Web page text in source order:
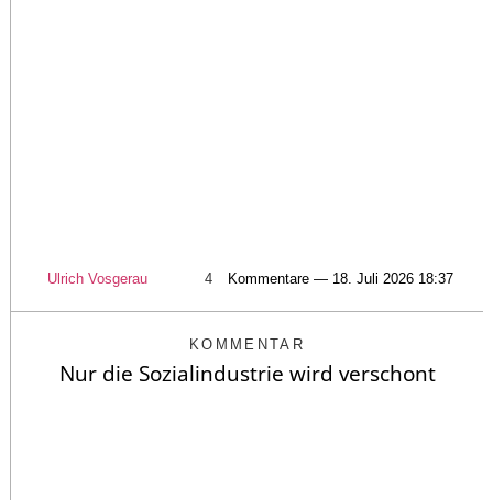
Ulrich Vosgerau 4 Kommentare — 18. Juli 2026 18:37
KOMMENTAR
Nur die Sozialindustrie wird verschont